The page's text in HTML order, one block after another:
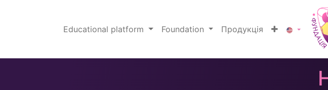
Educational platform Foundation Продукція